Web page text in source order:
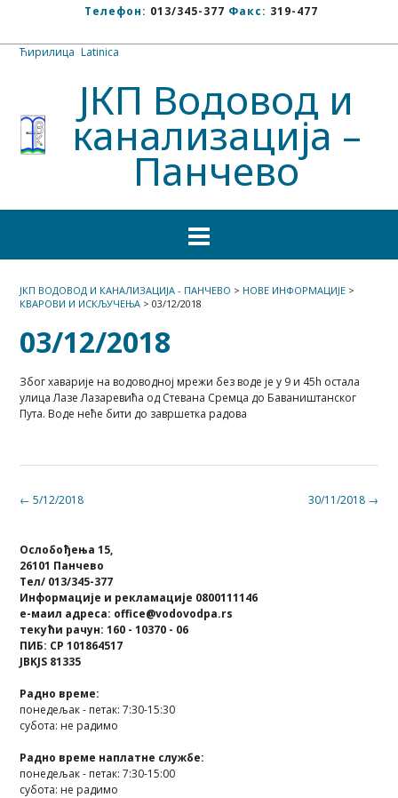
Телефон: 013/345-377 Факс: 319-477
Ћирилица Latinica
ЈКП Водовод и
канализација –
Панчево
ЈКП ВОДОВОД И КАНАЛИЗАЦИЈА - ПАНЧЕВО > НОВЕ ИНФОРМАЦИЈЕ >
КВАРОВИ И ИСКЉУЧЕЊА > 03/12/2018
03/12/2018
Због хаварије на водоводној мрежи без воде је у 9 и 45h остала
улица Лазе Лазаревића од Стевана Сремца до Баваништанског
Пута. Воде неће бити до завршетка радова
Post 30/11/2018 →
← 5/12/2018
Ослобођења 15,
26101 Панчево
Тел/ 013/345-377
Информације и рекламације 0800111146
е-маил адреса: office@vodovodpa.rs
текући рачун: 160 - 10370 - 06
ПИБ: СР 101864517
JBKJS 81335
Радно време:
понедељак - петак: 7:30-15:30
субота: не радимо
Радно време наплатне службе:
понедељак - петак: 7:30-15:00
субота: не радимо